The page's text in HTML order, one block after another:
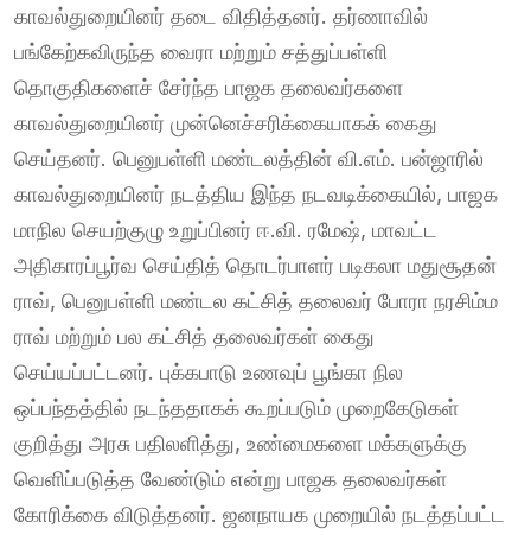
காவல்துறையினர் தடை விதித்தனர். தர்ணாவில்
பங்கேற்கவிருந்த வைரா மற்றும் சத்துப்பள்ளி
தொகுதிகளைச் சேர்ந்த பாஜக தலைவர்களை
காவல்துறையினர் முன்னெச்சரிக்கையாகக் கைது
செய்தனர். பெனுபள்ளி மண்டலத்தின் வி.எம். பன்ஜாரில்
காவல்துறையினர் நடத்திய இந்த நடவடிக்கையில், பாஜக
மாநில செயற்குழு உறுப்பினர் ஈ.வி. ரமேஷ், மாவட்ட
அதிகாரப்பூர்வ செய்தித் தொடர்பாளர் படிகலா மதுசூதன்
ராவ், பெனுபள்ளி மண்டல கட்சித் தலைவர் போரா நரசிம்ம
ராவ் மற்றும் பல கட்சித் தலைவர்கள் கைது
செய்யப்பட்டனர். புக்கபாடு உணவுப் பூங்கா நில
ஒப்பந்தத்தில் நடந்ததாகக் கூறப்படும் முறைகேடுகள்
குறித்து அரசு பதிலளித்து, உண்மைகளை மக்களுக்கு
வெளிப்படுத்த வேண்டும் என்று பாஜக தலைவர்கள்
கோரிக்கை விடுத்தனர். ஜனநாயக முறையில் நடத்தப்பட்ட